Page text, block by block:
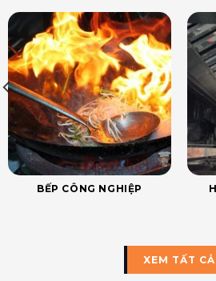
BẾP CÔNG NGHIỆP
XEM TẤT CẢ